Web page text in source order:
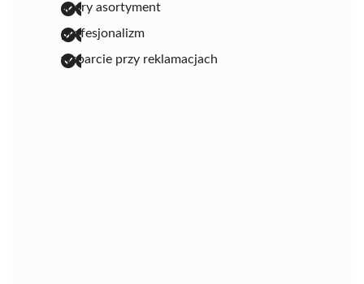
spory asortyment
profesjonalizm
wsparcie przy reklamacjach